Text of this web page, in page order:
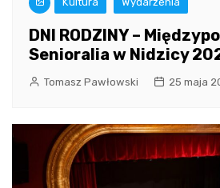
DNI RODZINY –
Senioralia w Nidzicy
Tomasz Pawłowski 25 maja